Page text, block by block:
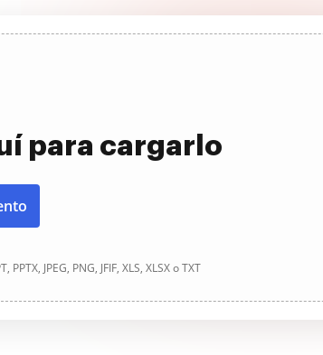
para cargarlo
JPEG, PNG, JFIF, XLS, XLSX o TXT